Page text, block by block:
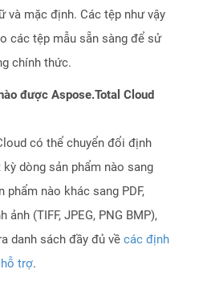
và mặc định. Các tệp như vậy
các tệp mẫu sẵn sàng để sử
chính thức.
được Aspose.Total Cloud
có thể chuyển đổi định
dòng sản phẩm nào sang
phẩm nào khác sang PDF,
ảnh (TIFF, JPEG, PNG BMP),
danh sách đầy đủ về các định
trợ.